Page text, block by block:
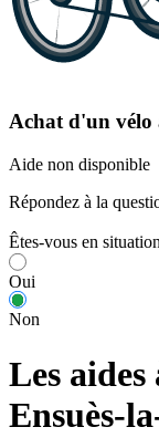
Achat d'un
Aide non disponible
Répondez à la
Êtes-vous en
Oui
Non
Les aides
Ensuès-